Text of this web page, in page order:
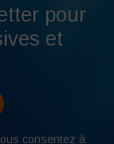
pour
et
consentez à